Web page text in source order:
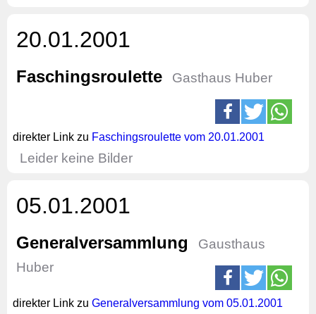
20.01.2001
Faschingsroulette Gasthaus Huber
direkter Link zu Faschingsroulette vom 20.01.2001
Leider keine Bilder
05.01.2001
Generalversammlung
Gausthaus
Huber
direkter Link zu Generalversammlung vom 05.01.2001